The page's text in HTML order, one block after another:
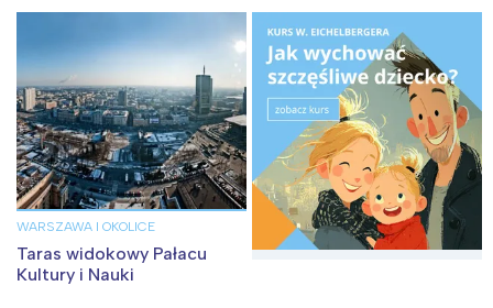
WARSZAWA I OKOLICE
Taras widokowy Pałacu
Kultury i Nauki